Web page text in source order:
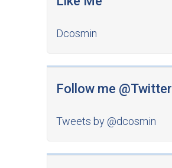
Dcosmin
Follow me @Twitter
Tweets by @dcosmin